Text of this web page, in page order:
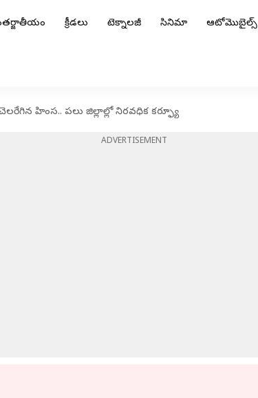
క్రీడలు టెక్నాలజీ సినిమా ఆటోమొబైల్స్
హింస.. పలు జిల్లాల్లో నిరవధిక కర్ఫ్యూ
ADVERTISEMENT